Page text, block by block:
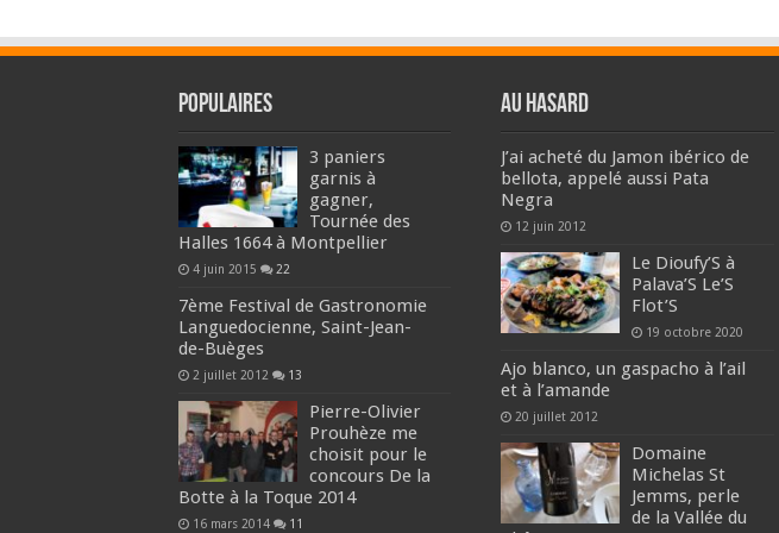
Populaires
3 paniers
garnis à
gagner,
Tournée des
Halles 1664 à Montpellier
4 juin 2015 22
7ème Festival de Gastronomie
Languedocienne, Saint-Jean-
de-Buèges
2 juillet 2012 13
Pierre-Olivier
Prouhèze me
choisit pour le
concours De la
Botte à la Toque 2014
16 mars 2014 11
Au hasard
J’ai acheté du Jamon ibérico de
bellota, appelé aussi Pata
Negra
12 juin 2012
Le Dioufy’S à
Palava’S Le’S
Flot’S
19 octobre 2020
Ajo blanco, un gaspacho à l’ail
et à l’amande
20 juillet 2012
Domaine
Michelas St
Jemms, perle
de la Vallée du